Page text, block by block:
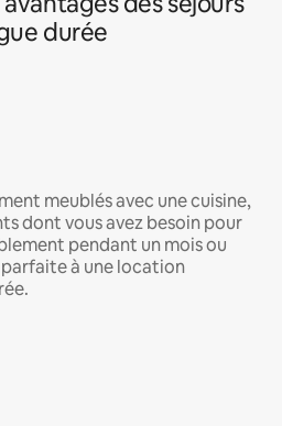
durée
meublés avec une cuisine,
dont vous avez besoin pour
pendant un mois ou
à une location